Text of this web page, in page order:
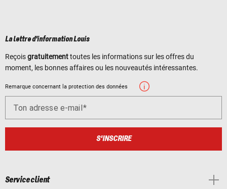
La lettre d'information Louis
Reçoisgratuitementtoutes les informations sur les offres du
moment, les bonnes affaires ou les nouveautés intéressantes.
Remarque concernant la protection des données
Ton adresse e-mail
S'INSCRIRE
Service client